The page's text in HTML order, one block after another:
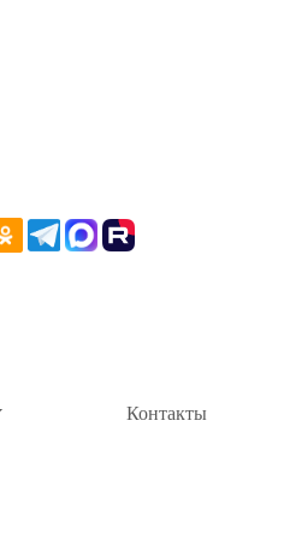
Контакты